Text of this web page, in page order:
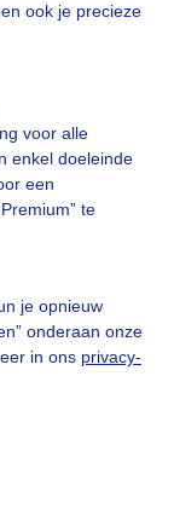
ook je precieze
voor alle
enkel doeleinde
een
te
je opnieuw
onderaan onze
in ons privacy-